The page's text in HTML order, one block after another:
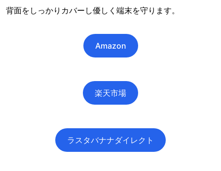
背面をしっかりカバーし優しく端末を守ります。
Amazon
楽天市場
ラスタバナナダイレクト